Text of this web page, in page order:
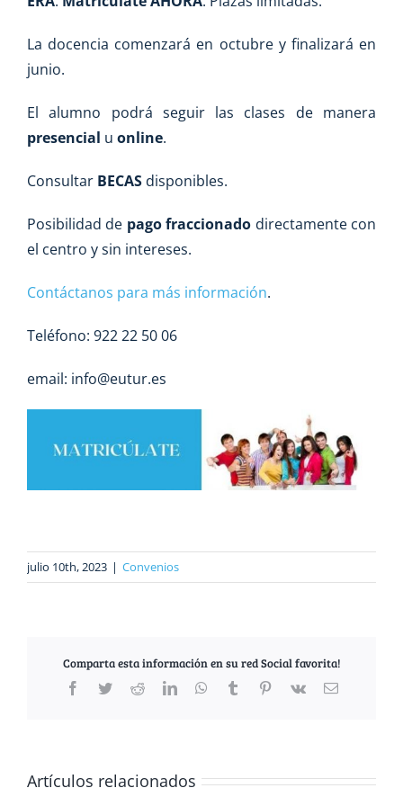
La docencia comenzará en octubre y finalizará en
junio.
El alumno podrá seguir las clases de manera
presencial u online.
Consultar BECAS disponibles.
Posibilidad de pago fraccionado directamente con
el centro y sin intereses.
Contáctanos para más información.
Teléfono: 922 22 50 06
email: info@eutur.es
julio 10th, 2023 | Convenios
Comparta esta información en su red Social favorita!
Facebook
TwitterRedditLinkedInWhatsApp
TumblrPinterest
Vk
Correo
Artículos relacionados
DE